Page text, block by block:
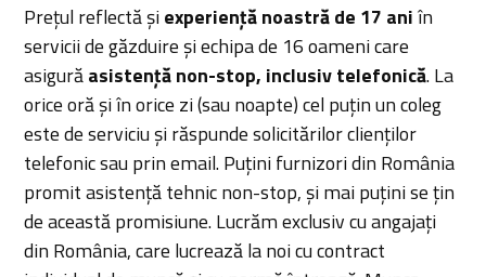
Prețul reflectă și experiență noastră de 17 aniîn
servicii de găzduire și echipa de 16 oameni care
asigurăasistență non-stop, inclusiv telefonică. La
orice oră și în orice zi (sau noapte) cel puțin un coleg
este de serviciu și răspunde solicitărilor clienților
telefonic sau prin email. Puțini furnizori din România
promit asistență tehnic non-stop, și mai puțini se țin
de această promisiune. Lucrăm exclusiv cu angajați
din România, care lucrează la noi cu contract